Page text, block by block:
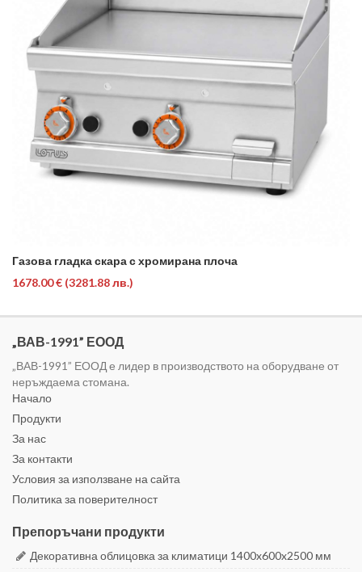
Газова гладка скара с хромирана плоча
1678.00 € (3281.88 лв.)
„ВАВ-1991” ЕООД
„ВАВ-1991” ЕООД е лидер в производството на оборудване от
неръждаема стомана.
Начало
Продукти
За нас
За контакти
Условия за използване на сайта
Политика за поверителност
Препоръчани продукти
Декоративна облицовка за климатици 1400x600x2500 мм